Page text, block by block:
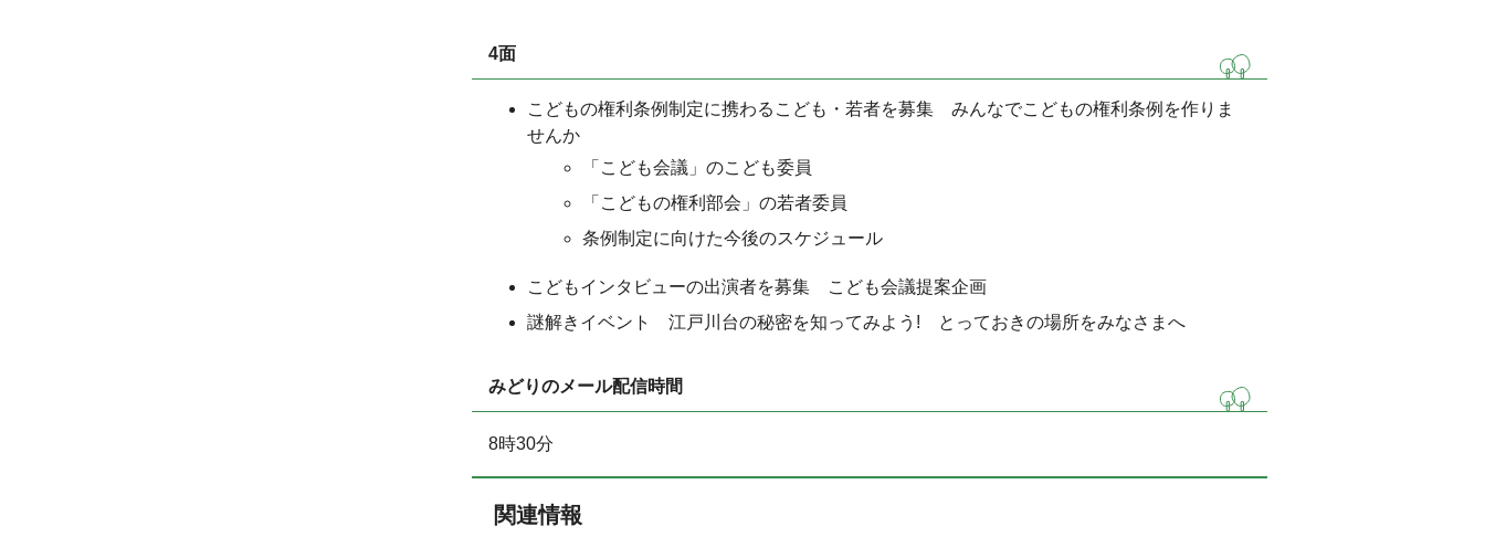
4面
こどもの権利条例制定に携わるこども・若者を募集 みんなでこどもの権利条例を作りま
せんか
「こども会議」のこども委員
「こどもの権利部会」の若者委員
条例制定に向けた今後のスケジュール
こどもインタビューの出演者を募集 こども会議提案企画
謎解きイベント 江戸川台の秘密を知ってみよう! とっておきの場所をみなさまへ
みどりのメール配信時間
8時30分
関連情報